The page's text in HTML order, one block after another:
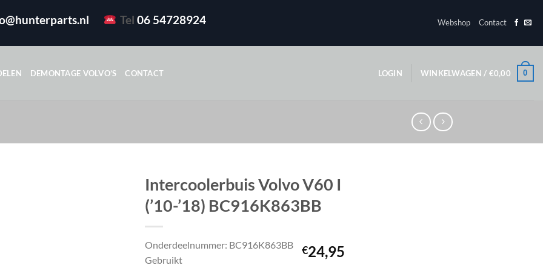
Tel 06 54728924 Webshop Contact
DEMONTAGE VOLVO’S CONTACT LOGIN WINKELWAGEN / €0,00 0
Intercoolerbuis Volvo V60 I
(’10-’18) BC916K863BB
€24,95
Onderdeelnummer: BC916K863BB
Gebruikt